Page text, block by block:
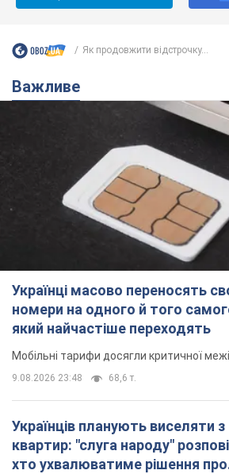
Як продовжити відстрочку...
Важливе
Українці масово переносять
номери на одного й того
який найчастіше переходять
Мобільні тарифи досягли критичної межі
9.08.2026 23:48 68,6 т.
Українців планують виселяти з
квартир: "слуга народу"
хто ухвалюватиме рішення про